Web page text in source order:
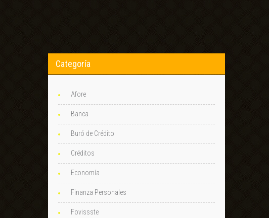
Categoría
Afore
Banca
Buró de Crédito
Créditos
Economía
Finanza Personales
Fovissste